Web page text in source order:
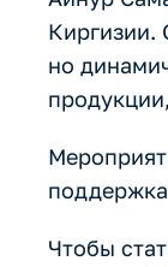
Киргизии.
но
Чтобы